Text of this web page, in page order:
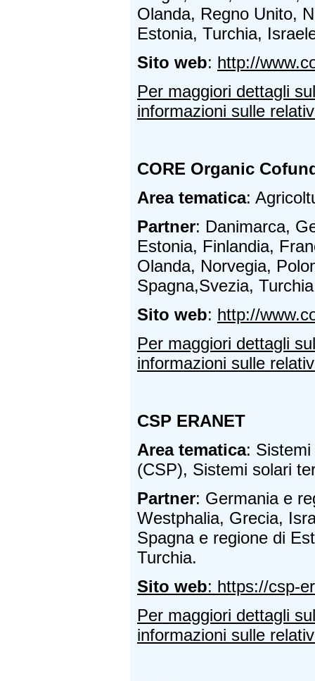
Olanda, Regno Unito,
Estonia, Turchia,
Sito web: http://
Per maggiori dettagli
informazioni sulle
CORE Organic
Area tematica:
Partner: Danimarca,
Estonia, Finlandia,
Olanda, Norvegia,
Spagna,Svezia,
Sito web: http://
Per maggiori dettagli
informazioni sulle
CSP ERANET
Area tematica: Sistemi
(CSP), Sistemi solari
Partner: Germania e
Westphalia, Grecia,
Spagna e regione di
Turchia.
Sito web: https://csp-
Per maggiori dettagli
informazioni sulle